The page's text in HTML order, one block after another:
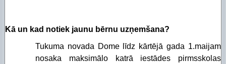
Kā un kad notiek jaunu bērnu uzņemšana?
Tukuma novada Dome līdz kārtējā gada 1.maijam
nosaka maksimālo katrā iestādes pirmsskolas